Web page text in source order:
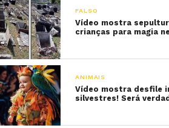
FALSO
Vídeo mostra
crianças para magia
ANIMAIS
Vídeo mostra desfile
silvestres! Será